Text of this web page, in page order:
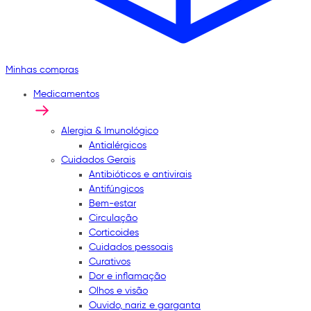
Minhas compras
Medicamentos
Alergia & Imunológico
Antialérgicos
Cuidados Gerais
Antibióticos e antivirais
Antifúngicos
Bem-estar
Circulação
Corticoides
Cuidados pessoais
Curativos
Dor e inflamação
Olhos e visão
Ouvido, nariz e garganta